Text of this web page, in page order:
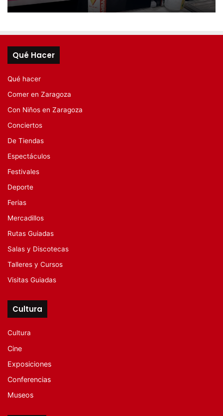
Qué Hacer
Qué hacer
Comer en Zaragoza
Con Niños en Zaragoza
Conciertos
De Tiendas
Espectáculos
Festivales
Deporte
Ferias
Mercadillos
Rutas Guiadas
Salas y Discotecas
Talleres y Cursos
Visitas Guiadas
Cultura
Cultura
Cine
Exposiciones
Conferencias
Museos